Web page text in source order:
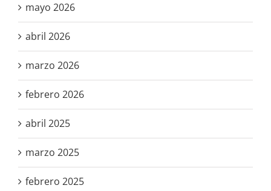
mayo 2026
abril 2026
marzo 2026
febrero 2026
abril 2025
marzo 2025
febrero 2025